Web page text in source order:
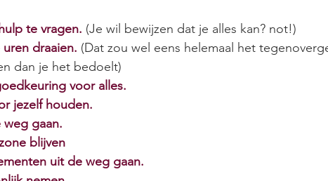
te vragen. (Je wil bewijzen dat je alles kan? not!)
draaien. (Dat zou wel eens helemaal het
dan je het bedoelt)
voor alles.
jezelf houden.
gaan.
blijven
uit de weg gaan.